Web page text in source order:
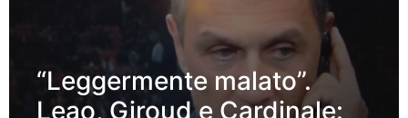
“Leggermente malato”.
Leao, Giroud e Cardinale: